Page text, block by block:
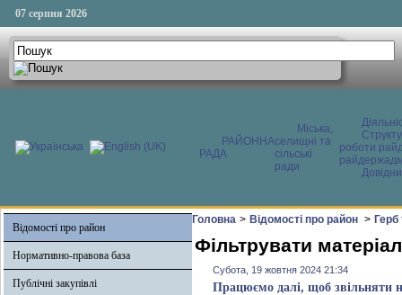
07 серпня 2026
РАЙОННА
РАДА
Міська,
селищні та
сільські
ради
роботи
Відомості про район
Нормативно-правова база
Публічні закупівлі
Головна > Відомості про район > Герб
Фільтрувати
Субота, 19 жовтня 2024 21:34
Працюємо далі, щоб звільняти